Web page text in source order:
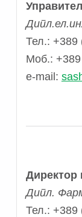
Тел.: +389
Моб.:
e-mail:
Директор
Дипл.
Тел.: +389